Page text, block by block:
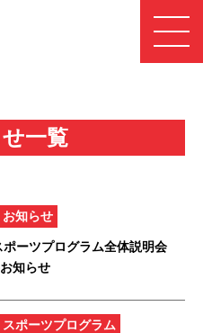
一覧
お知らせ
ーツプログラム全体説明会
知らせ
スポーツプログラム